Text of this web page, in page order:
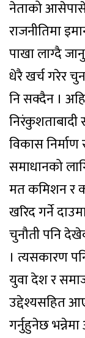
नेताको
राजनीतिमा
पाखा लाग्दै
धेरै खर्च गरेर
नि सक्दैन ।
निरंकुशताबादी
विकास
समाधानको
मत कमिशन र
खरिद गर्ने
चुनौती पनि
। त्यसकारण
युवा देश र
उद्देश्यसहित
गर्नुहुनेछ